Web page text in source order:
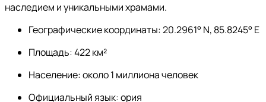
наследием и уникальными храмами.
Географические координаты: 20.2961° N, 85.8245° E
Площадь: 422 км²
Население: около 1 миллиона человек
Официальный язык: ория